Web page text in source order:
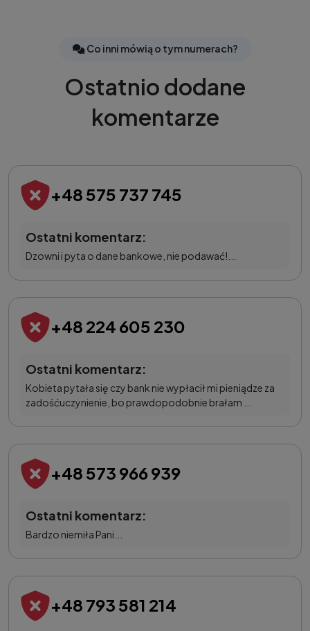
Co inni mówią o tym numerach?
Ostatnio dodane
komentarze
+48 575 737 745
Ostatni komentarz:
Dzowni i pyta o dane bankowe, nie podawać!...
+48 224 605 230
Ostatni komentarz:
Kobieta pytała się czy bank nie wypłacił mi pieniądze za
zadośćuczynienie, bo prawdopodobnie brałam ...
+48 573 966 939
Ostatni komentarz:
Bardzo niemiła Pani...
+48 793 581 214